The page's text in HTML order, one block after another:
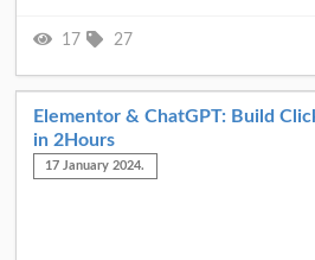
17 27
Elementor & ChatGPT: Build
in 2Hours
17 January 2024.